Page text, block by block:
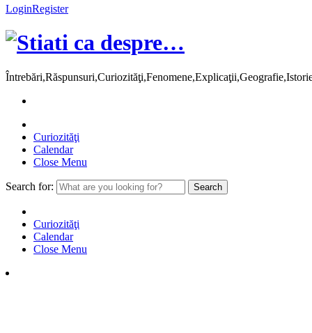
LoginRegister
Curiozităţi
Calendar
Close Menu
Search for:
Curiozităţi
Calendar
Close Menu